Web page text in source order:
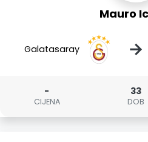
Mauro
Galatasaray →
-
CIJENA
33
DOB